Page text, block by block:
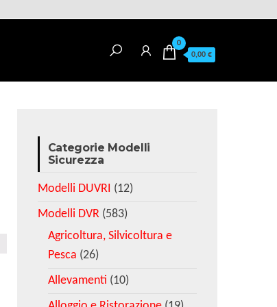
0
0,00 €
Categorie Modelli
Sicurezza
Modelli DUVRI (12)
Modelli DVR (583)
Agricoltura, Silvicoltura e
Pesca (26)
Allevamenti (10)